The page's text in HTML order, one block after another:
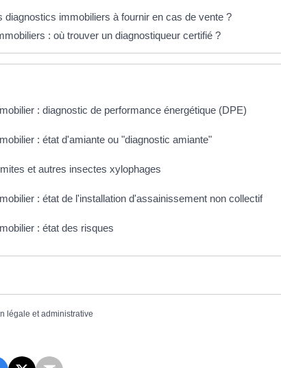
diagnostics immobiliers à fournir en cas de vente ?
: où trouver un diagnostiqueur certifié ?
: diagnostic de performance énergétique (DPE)
: état d'amiante ou "diagnostic amiante"
et autres insectes xylophages
: état de l'installation d'assainissement non collectif
: état des risques
légale et administrative